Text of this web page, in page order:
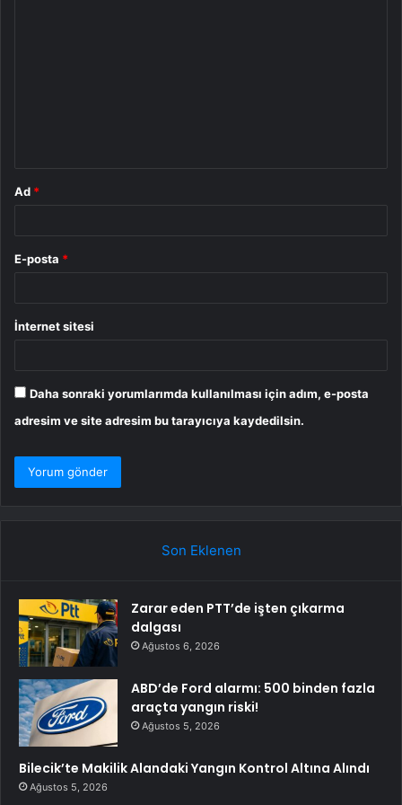
Ad *
E-posta *
İnternet sitesi
Daha sonraki yorumlarımda kullanılması için adım, e-posta
adresim ve site adresim bu tarayıcıya kaydedilsin.
Son Eklenen
Zarar eden PTT’de işten çıkarma
dalgası
Ağustos 6, 2026
ABD’de Ford alarmı: 500 binden fazla
araçta yangın riski!
Ağustos 5, 2026
Bilecik’te Makilik Alandaki Yangın Kontrol Altına Alındı
Ağustos 5, 2026